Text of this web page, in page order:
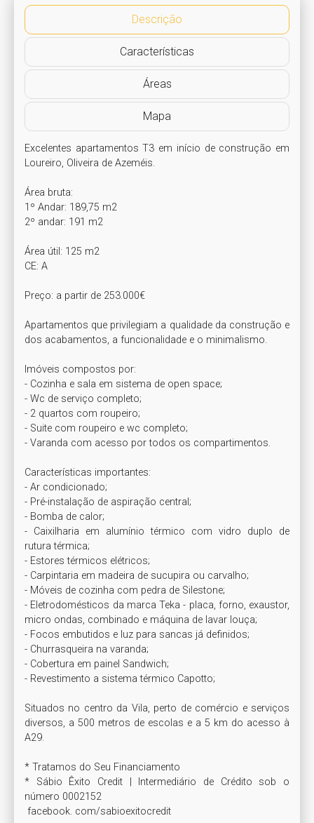
Descrição
Características
Áreas
Mapa
Excelentes apartamentos T3 em início de construção em
Loureiro, Oliveira de Azeméis.
Área bruta:
1º Andar: 189,75 m2
2º andar: 191 m2
Área útil: 125 m2
CE: A
Preço: a partir de 253.000€
Apartamentos que privilegiam a qualidade da construção e
dos acabamentos, a funcionalidade e o minimalismo.
Imóveis compostos por:
- Cozinha e sala em sistema de open space;
- Wc de serviço completo;
- 2 quartos com roupeiro;
- Suite com roupeiro e wc completo;
- Varanda com acesso por todos os compartimentos.
Características importantes:
- Ar condicionado;
- Pré-instalação de aspiração central;
- Bomba de calor;
- Caixilharia em alumínio térmico com vidro duplo de
rutura térmica;
- Estores térmicos elétricos;
- Carpintaria em madeira de sucupira ou carvalho;
- Móveis de cozinha com pedra de Silestone;
- Eletrodomésticos da marca Teka - placa, forno, exaustor,
micro ondas, combinado e máquina de lavar louça;
- Focos embutidos e luz para sancas já definidos;
- Churrasqueira na varanda;
- Cobertura em painel Sandwich;
- Revestimento a sistema térmico Capotto;
Situados no centro da Vila, perto de comércio e serviços
diversos, a 500 metros de escolas e a 5 km do acesso à
A29.
* Tratamos do Seu Financiamento
* Sábio Êxito Credit | Intermediário de Crédito sob o
número 0002152